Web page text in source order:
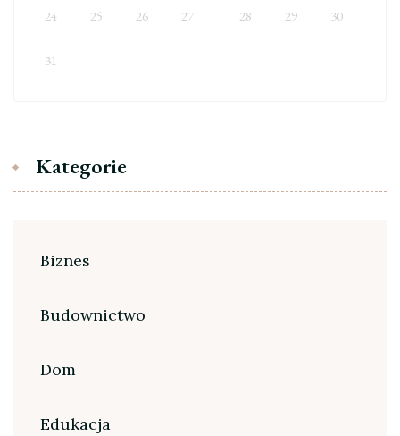
24 25 26 27 28 29 30
31
Kategorie
Biznes
Budownictwo
Dom
Edukacja